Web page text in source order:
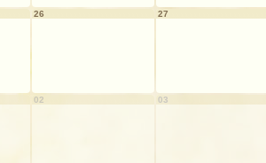
26 27
02 03